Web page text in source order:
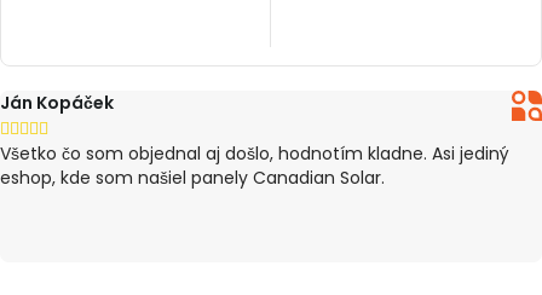
Ján Kopáček
    
Všetko čo som objednal aj došlo, hodnotím kladne. Asi jediný
eshop, kde som našiel panely Canadian Solar.